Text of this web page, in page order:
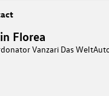
Florea
Vanzari Das